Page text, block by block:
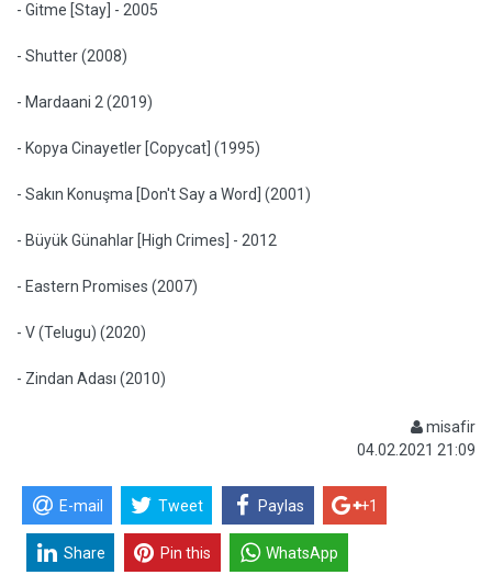
- Gitme [Stay] - 2005
- Shutter (2008)
- Mardaani 2 (2019)
- Kopya Cinayetler [Copycat] (1995)
- Sakın Konuşma [Don't Say a Word] (2001)
- Büyük Günahlar [High Crimes] - 2012
- Eastern Promises (2007)
- V (Telugu) (2020)
- Zindan Adası (2010)
misafir
04.02.2021 21:09
E-mail Tweet Paylas +1
Share Pin this WhatsApp